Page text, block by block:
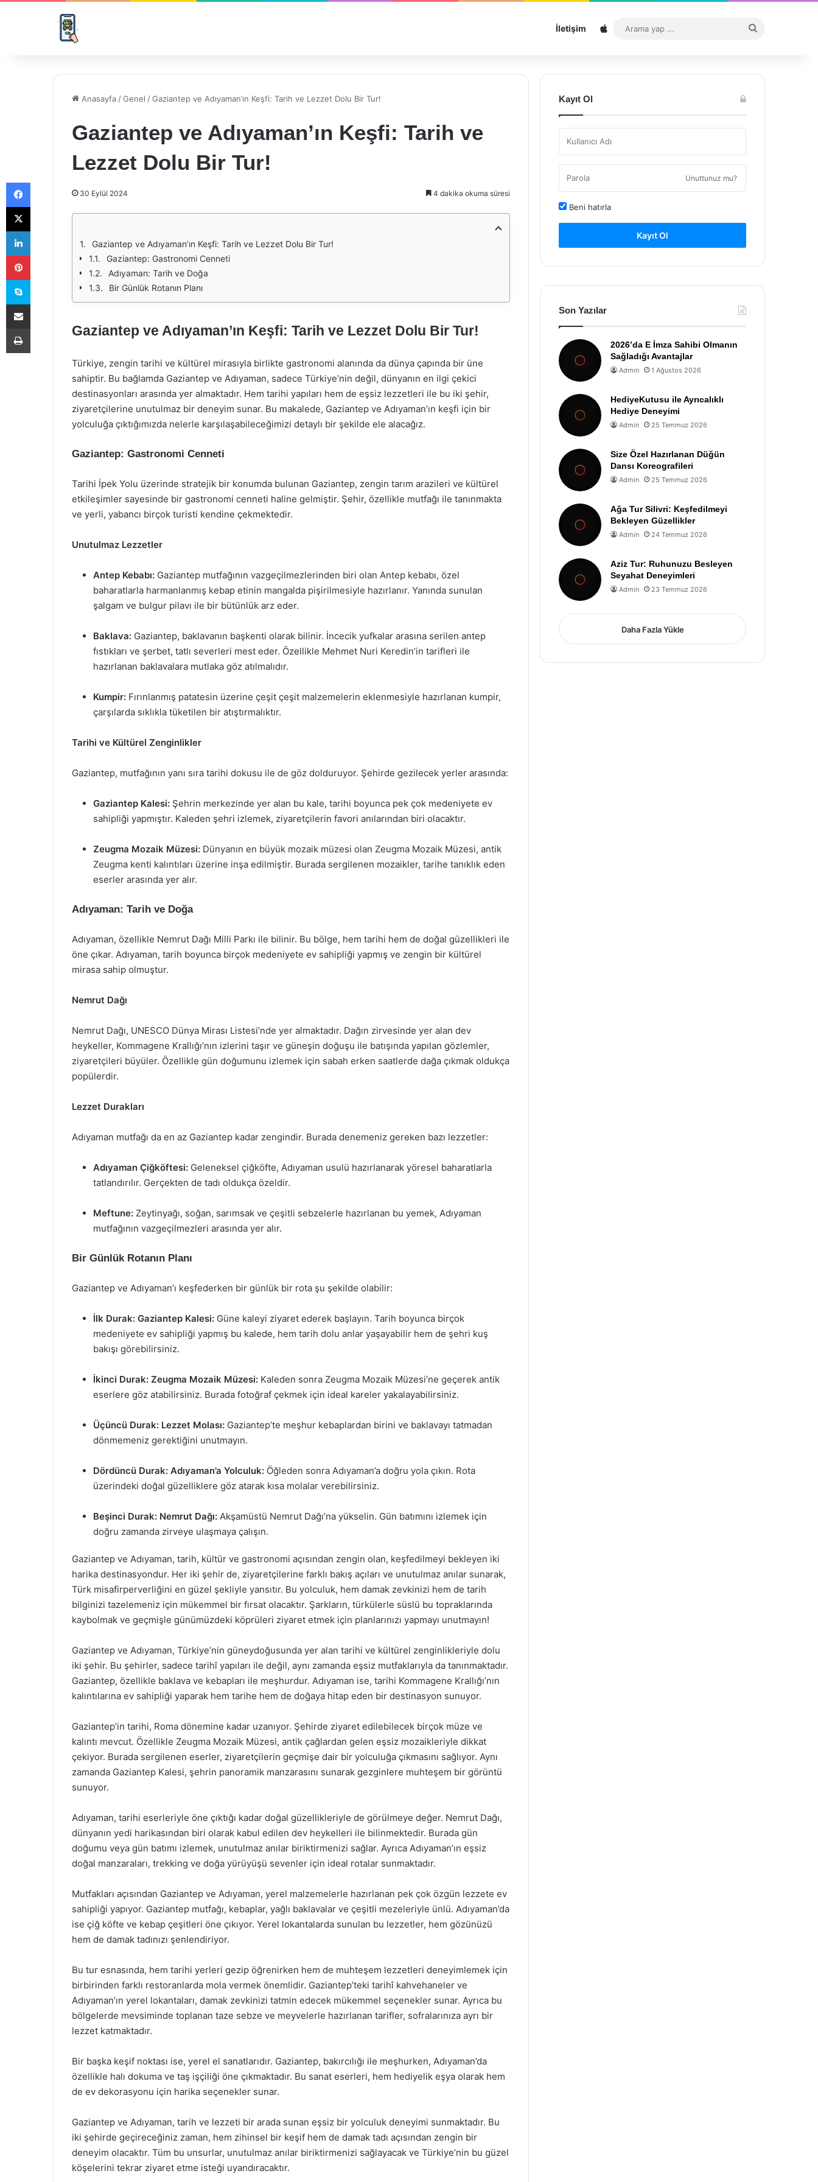
İletişim Sitemap
...
Anasayfa /Genel /Gaziantep ve Adıyaman’ın Keşfi: Tarih ve Lezzet Dolu Bir Tur!
Gaziantep ve Adıyaman’ın Keşfi: Tarih ve
Lezzet Dolu Bir Tur!
30 Eylül 2024 4 dakika okuma süresi
Gaziantep ve Adıyaman’ın Keşfi: Tarih ve Lezzet Dolu Bir Tur!
Gaziantep: Gastronomi Cenneti
Adıyaman: Tarih ve Doğa
Bir Günlük Rotanın Planı
Gaziantep ve Adıyaman’ın Keşfi: Tarih ve Lezzet Dolu Bir Tur!
Türkiye, zengin tarihi ve kültürel mirasıyla birlikte gastronomi alanında da dünya çapında bir üne
sahiptir. Bu bağlamda Gaziantep ve Adıyaman, sadece Türkiye’nin değil, dünyanın en ilgi çekici
destinasyonları arasında yer almaktadır. Hem tarihi yapıları hem de eşsiz lezzetleri ile bu iki şehir,
ziyaretçilerine unutulmaz bir deneyim sunar. Bu makalede, Gaziantep ve Adıyaman’ın keşfi için bir
yolculuğa çıktığımızda nelerle karşılaşabileceğimizi detaylı bir şekilde ele alacağız.
Gaziantep: Gastronomi Cenneti
Tarihi İpek Yolu üzerinde stratejik bir konumda bulunan Gaziantep, zengin tarım arazileri ve kültürel
etkileşimler sayesinde bir gastronomi cenneti haline gelmiştir. Şehir, özellikle mutfağı ile tanınmakta
ve yerli, yabancı birçok turisti kendine çekmektedir.
Unutulmaz Lezzetler
Antep Kebabı: Gaziantep mutfağının vazgeçilmezlerinden biri olan Antep kebabı, özel
baharatlarla harmanlanmış kebap etinin mangalda pişirilmesiyle hazırlanır. Yanında sunulan
şalgam ve bulgur pilavı ile bir bütünlük arz eder.
Baklava: Gaziantep, baklavanın başkenti olarak bilinir. İncecik yufkalar arasına serilen antep
fıstıkları ve şerbet, tatlı severleri mest eder. Özellikle Mehmet Nuri Keredin’in tarifleri ile
hazırlanan baklavalara mutlaka göz atılmalıdır.
Kumpir: Fırınlanmış patatesin üzerine çeşit çeşit malzemelerin eklenmesiyle hazırlanan kumpir,
çarşılarda sıklıkla tüketilen bir atıştırmalıktır.
Tarihi ve Kültürel Zenginlikler
Gaziantep, mutfağının yanı sıra tarihi dokusu ile de göz dolduruyor. Şehirde gezilecek yerler arasında:
Gaziantep Kalesi: Şehrin merkezinde yer alan bu kale, tarihi boyunca pek çok medeniyete ev
sahipliği yapmıştır. Kaleden şehri izlemek, ziyaretçilerin favori anılarından biri olacaktır.
Zeugma Mozaik Müzesi: Dünyanın en büyük mozaik müzesi olan Zeugma Mozaik Müzesi, antik
Zeugma kenti kalıntıları üzerine inşa edilmiştir. Burada sergilenen mozaikler, tarihe tanıklık eden
eserler arasında yer alır.
Adıyaman: Tarih ve Doğa
Adıyaman, özellikle Nemrut Dağı Milli Parkı ile bilinir. Bu bölge, hem tarihi hem de doğal güzellikleri ile
öne çıkar. Adıyaman, tarih boyunca birçok medeniyete ev sahipliği yapmış ve zengin bir kültürel
mirasa sahip olmuştur.
Nemrut Dağı
Nemrut Dağı, UNESCO Dünya Mirası Listesi’nde yer almaktadır. Dağın zirvesinde yer alan dev
heykeller, Kommagene Krallığı’nın izlerini taşır ve güneşin doğuşu ile batışında yapılan gözlemler,
ziyaretçileri büyüler. Özellikle gün doğumunu izlemek için sabah erken saatlerde dağa çıkmak oldukça
popülerdir.
Lezzet Durakları
Adıyaman mutfağı da en az Gaziantep kadar zengindir. Burada denemeniz gereken bazı lezzetler:
Adıyaman Çiğköftesi: Geleneksel çiğköfte, Adıyaman usulü hazırlanarak yöresel baharatlarla
tatlandırılır. Gerçekten de tadı oldukça özeldir.
Meftune: Zeytinyağı, soğan, sarımsak ve çeşitli sebzelerle hazırlanan bu yemek, Adıyaman
mutfağının vazgeçilmezleri arasında yer alır.
Bir Günlük Rotanın Planı
Gaziantep ve Adıyaman’ı keşfederken bir günlük bir rota şu şekilde olabilir:
İlk Durak: Gaziantep Kalesi: Güne kaleyi ziyaret ederek başlayın. Tarih boyunca birçok
medeniyete ev sahipliği yapmış bu kalede, hem tarih dolu anlar yaşayabilir hem de şehri kuş
bakışı görebilirsiniz.
İkinci Durak: Zeugma Mozaik Müzesi: Kaleden sonra Zeugma Mozaik Müzesi’ne geçerek antik
eserlere göz atabilirsiniz. Burada fotoğraf çekmek için ideal kareler yakalayabilirsiniz.
Üçüncü Durak: Lezzet Molası: Gaziantep’te meşhur kebaplardan birini ve baklavayı tatmadan
dönmemeniz gerektiğini unutmayın.
Dördüncü Durak: Adıyaman’a Yolculuk: Öğleden sonra Adıyaman’a doğru yola çıkın. Rota
üzerindeki doğal güzelliklere göz atarak kısa molalar verebilirsiniz.
Beşinci Durak: Nemrut Dağı: Akşamüstü Nemrut Dağı’na yükselin. Gün batımını izlemek için
doğru zamanda zirveye ulaşmaya çalışın.
Gaziantep ve Adıyaman, tarih, kültür ve gastronomi açısından zengin olan, keşfedilmeyi bekleyen iki
harika destinasyondur. Her iki şehir de, ziyaretçilerine farklı bakış açıları ve unutulmaz anılar sunarak,
Türk misafirperverliğini en güzel şekliyle yansıtır. Bu yolculuk, hem damak zevkinizi hem de tarih
bilginizi tazelemeniz için mükemmel bir fırsat olacaktır. Şarkların, türkülerle süslü bu topraklarında
kaybolmak ve geçmişle günümüzdeki köprüleri ziyaret etmek için planlarınızı yapmayı unutmayın!
Gaziantep ve Adıyaman, Türkiye’nin güneydoğusunda yer alan tarihi ve kültürel zenginlikleriyle dolu
iki şehir. Bu şehirler, sadece tarihî yapıları ile değil, aynı zamanda eşsiz mutfaklarıyla da tanınmaktadır.
Gaziantep, özellikle baklava ve kebapları ile meşhurdur. Adıyaman ise, tarihi Kommagene Krallığı’nın
kalıntılarına ev sahipliği yaparak hem tarihe hem de doğaya hitap eden bir destinasyon sunuyor.
Gaziantep’in tarihi, Roma dönemine kadar uzanıyor. Şehirde ziyaret edilebilecek birçok müze ve
kalıntı mevcut. Özellikle Zeugma Mozaik Müzesi, antik çağlardan gelen eşsiz mozaikleriyle dikkat
çekiyor. Burada sergilenen eserler, ziyaretçilerin geçmişe dair bir yolculuğa çıkmasını sağlıyor. Aynı
zamanda Gaziantep Kalesi, şehrin panoramik manzarasını sunarak gezginlere muhteşem bir görüntü
sunuyor.
Adıyaman, tarihi eserleriyle öne çıktığı kadar doğal güzellikleriyle de görülmeye değer. Nemrut Dağı,
dünyanın yedi harikasından biri olarak kabul edilen dev heykelleri ile bilinmektedir. Burada gün
doğumu veya gün batımı izlemek, unutulmaz anılar biriktirmenizi sağlar. Ayrıca Adıyaman’ın eşsiz
doğal manzaraları, trekking ve doğa yürüyüşü sevenler için ideal rotalar sunmaktadır.
Mutfakları açısından Gaziantep ve Adıyaman, yerel malzemelerle hazırlanan pek çok özgün lezzete ev
sahipliği yapıyor. Gaziantep mutfağı, kebaplar, yağlı baklavalar ve çeşitli mezeleriyle ünlü. Adıyaman’da
ise çiğ köfte ve kebap çeşitleri öne çıkıyor. Yerel lokantalarda sunulan bu lezzetler, hem gözünüzü
hem de damak tadınızı şenlendiriyor.
Bu tur esnasında, hem tarihi yerleri gezip öğrenirken hem de muhteşem lezzetleri deneyimlemek için
birbirinden farklı restoranlarda mola vermek önemlidir. Gaziantep’teki tarihî kahvehaneler ve
Adıyaman’ın yerel lokantaları, damak zevkinizi tatmin edecek mükemmel seçenekler sunar. Ayrıca bu
bölgelerde mevsiminde toplanan taze sebze ve meyvelerle hazırlanan tarifler, sofralarınıza ayrı bir
lezzet katmaktadır.
Bir başka keşif noktası ise, yerel el sanatlarıdır. Gaziantep, bakırcılığı ile meşhurken, Adıyaman’da
özellikle halı dokuma ve taş işçiliği öne çıkmaktadır. Bu sanat eserleri, hem hediyelik eşya olarak hem
de ev dekorasyonu için harika seçenekler sunar.
Gaziantep ve Adıyaman, tarih ve lezzeti bir arada sunan eşsiz bir yolculuk deneyimi sunmaktadır. Bu
iki şehirde geçireceğiniz zaman, hem zihinsel bir keşif hem de damak tadı açısından zengin bir
deneyim olacaktır. Tüm bu unsurlar, unutulmaz anılar biriktirmenizi sağlayacak ve Türkiye’nin bu güzel
köşelerini tekrar ziyaret etme isteği uyandıracaktır.
Kayıt Ol
Unuttunuz mu?
Beni hatırla
Kayıt Ol
Son Yazılar
2026’da E İmza Sahibi Olmanın
Sağladığı Avantajlar
Admin 1 Ağustos 2026
HediyeKutusu ile Ayrıcalıklı
Hediye Deneyimi
Admin 25 Temmuz 2026
Size Özel Hazırlanan Düğün
Dansı Koreografileri
Admin 25 Temmuz 2026
Ağa Tur Silivri: Keşfedilmeyi
Bekleyen Güzellikler
Admin 24 Temmuz 2026
Aziz Tur: Ruhunuzu Besleyen
Seyahat Deneyimleri
Admin 23 Temmuz 2026
Daha Fazla Yükle
Facebook
X
LinkedIn
Pinterest
Skype
E-Posta ile paylaş